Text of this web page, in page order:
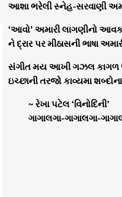
આશા ભરેલી સ્નેહ-સરવાણી
‘આવો’ અમારી લાગણીનો
ને દ્રાર પર મીઠાસની ભાષા
સંગીત મય આખી ગઝલ કાગળ
ઇચ્છાની તરજો કાવ્યમા
~ રેખા પટેલ ‘વિનોદિની’
ગાગાલગા-ગાગાલગા-